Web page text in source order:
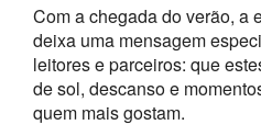
Com a chegada do verão, a
deixa uma mensagem
leitores e parceiros: que
de sol, descanso e
quem mais gostam.